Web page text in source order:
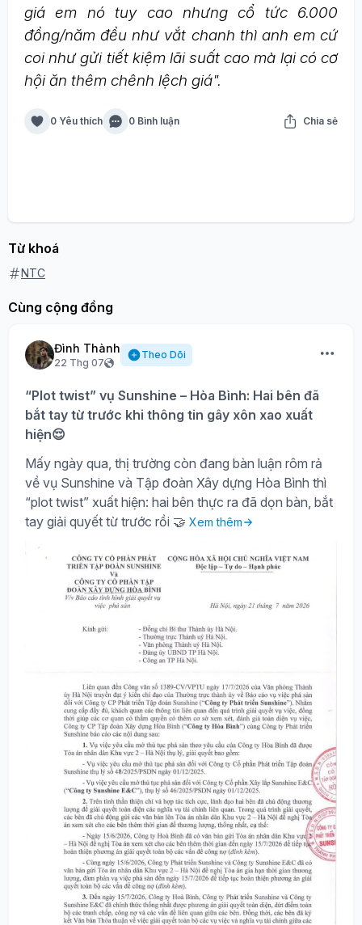
giá em nó tuy cao nhưng cổ tức 6.000
đồng/năm đều như vắt chanh thì anh em cứ
coi như gửi tiết kiệm lãi suất cao mà lại có cơ
hội ăn thêm chênh lệch giá".
0 Yêu thích 0 Bình luận Chia sẻ
Từ khoá
NTC
Cùng cộng đồng
Đình Thành
22 Thg 07
Theo Dõi
“Plot twist” vụ Sunshine – Hòa Bình: Hai bên đã
bắt tay từ trước khi thông tin gây xôn xao xuất
hiện😌
Mấy ngày qua, thị trường còn đang bàn luận rôm rả
về vụ Sunshine và Tập đoàn Xây dựng Hòa Bình thì
“plot twist” xuất hiện: hai bên thực ra đã dọn bàn, bắt
tay giải quyết từ trước rồi 🤝 Xem thêm